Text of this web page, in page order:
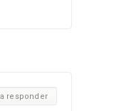
responder